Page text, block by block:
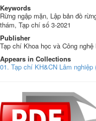
Keywords
Rừng ngập mặn, Lập bản đồ
thám, Tạp chí số 3-2021
Publisher
Tạp chí Khoa học và Công nghệ
Appears in Collections
01. Tạp chí KH&CN Lâm